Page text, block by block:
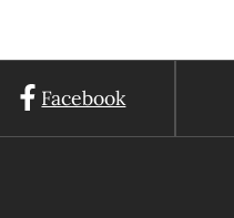
Facebook